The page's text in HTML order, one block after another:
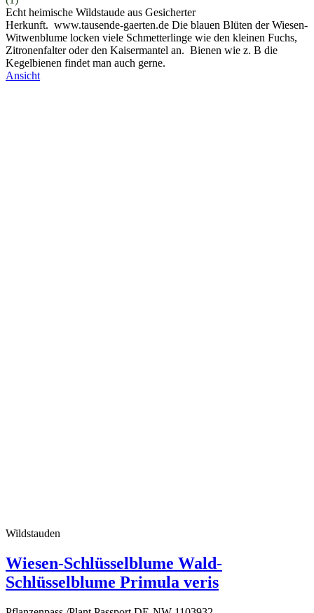
Echt heimische Wildstaude aus Gesicherter
Herkunft. www.tausende-gaerten.de Die blauen Blüten der Wiesen-
Witwenblume locken viele Schmetterlinge wie den kleinen Fuchs,
Zitronenfalter oder den Kaisermantel an. Bienen wie z. B die
Kegelbienen findet man auch gerne.
Ansicht
Wildstauden
Wiesen-Schlüsselblume Wald-
Schlüsselblume Primula veris